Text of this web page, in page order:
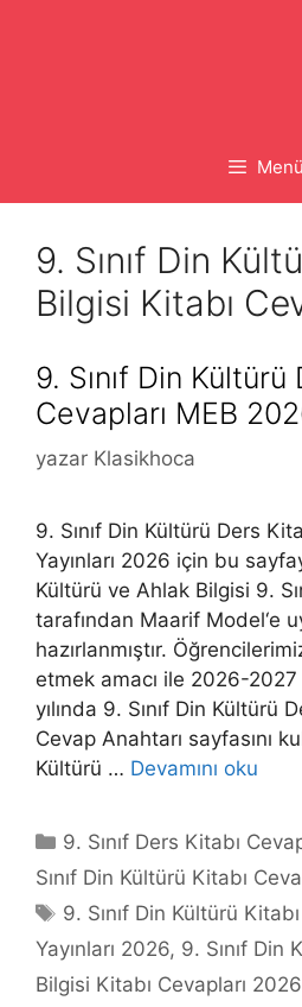
Menü
9. Sınıf Din
Bilgisi Kitabı
9. Sınıf Din Kültürü
Cevapları MEB
yazar Klasikhoca
9. Sınıf Din Kültürü Ders
Yayınları 2026 için bu
Kültürü ve Ahlak Bilgisi 9.
tarafından Maarif Model‘e
hazırlanmıştır.
etmek amacı ile 2026-
yılında 9. Sınıf Din Kültürü
Cevap Anahtarı sayfasını
Kültürü … Devamını oku
Kategoriler
9. Sınıf Ders Kitabı
Sınıf Din Kültürü Kitabı
Etiketler
9. Sınıf Din Kültürü
Yayınları 2026, 9. Sınıf Din
Bilgisi Kitabı Cevapları 2026